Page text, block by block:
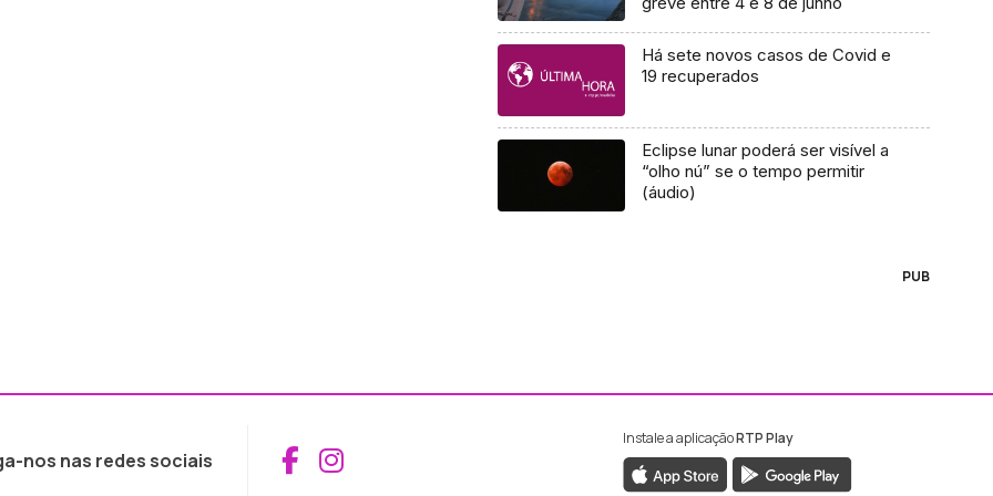
Há sete novos casos de Covid e
19 recuperados
Eclipse lunar poderá ser visível a
“olho nú” se o tempo permitir
(áudio)
PUB
nos nas redes sociais Aceder ao Facebook da RTP Madeira
Aceder ao Instagram da RTP Madeira
Instale a aplicaçãoRTP Play